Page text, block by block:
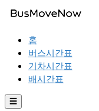
홈
버스시간표
기차시간표
배시간표
☰